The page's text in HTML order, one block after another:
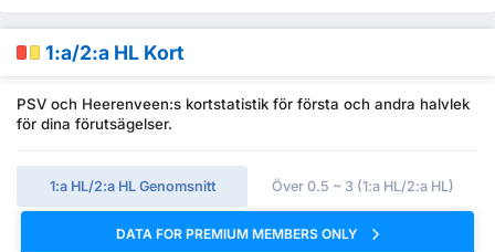
1:a/2:a HL Kort
PSV och Heerenveen:s kortstatistik för första och andra halvlek
för dina förutsägelser.
1:a HL/2:a HL Genomsnitt Över 0.5 ~ 3 (1:a HL/2:a HL)
DATA FOR PREMIUM MEMBERS ONLY